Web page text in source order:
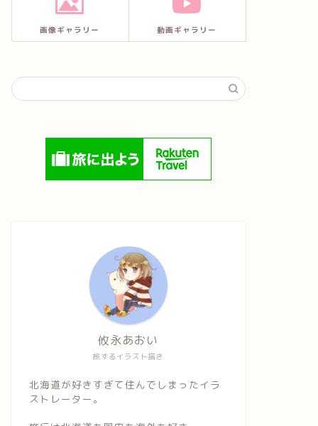
画像ギャラリー 動画ギャラリー
旅するイラスト描き
攸永あおい
北海道が好きすぎて住んでしまったイラ
ストレーター。